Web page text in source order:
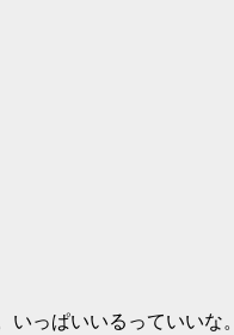
っぱいいるっていいな。